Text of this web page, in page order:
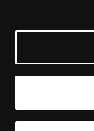
kdy ještě
Marie
ještě
dne 18.
IČ: 28507622; DIČ: